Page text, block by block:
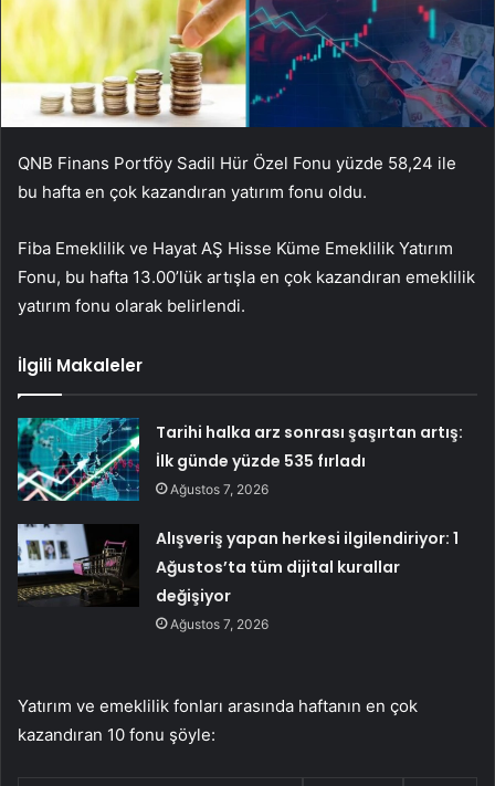
QNB Finans Portföy Sadil Hür Özel Fonu yüzde 58,24 ile
bu hafta en çok kazandıran yatırım fonu oldu.
Fiba Emeklilik ve Hayat AŞ Hisse Küme Emeklilik Yatırım
Fonu, bu hafta 13.00’lük artışla en çok kazandıran emeklilik
yatırım fonu olarak belirlendi.
İlgili Makaleler
Tarihi halka arz sonrası şaşırtan artış:
İlk günde yüzde 535 fırladı
Ağustos 7, 2026
Alışveriş yapan herkesi ilgilendiriyor: 1
Ağustos’ta tüm dijital kurallar
değişiyor
Ağustos 7, 2026
Yatırım ve emeklilik fonları arasında haftanın en çok
kazandıran 10 fonu şöyle: